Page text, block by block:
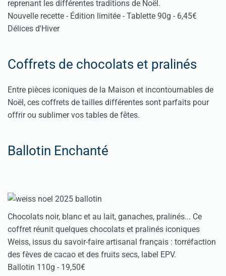
reprenant les différentes traditions de Noël.
Nouvelle recette - Édition limitée - Tablette 90g - 6,45€
Délices d'Hiver
Coffrets de chocolats et pralinés
Entre pièces iconiques de la Maison et incontournables de
Noël, ces coffrets de tailles différentes sont parfaits pour
offrir ou sublimer vos tables de fêtes.
Ballotin Enchanté
Chocolats noir, blanc et au lait, ganaches, pralinés... Ce
coffret réunit quelques chocolats et pralinés iconiques
Weiss, issus du savoir-faire artisanal français : torréfaction
des fèves de cacao et des fruits secs, label EPV.
Ballotin 110g - 19,50€